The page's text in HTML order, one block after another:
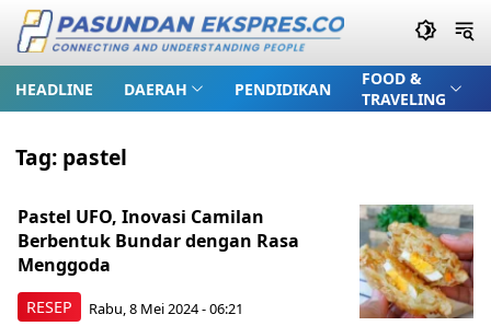
HEADLINE DAERAH PENDIDIKAN
FOOD &
TRAVELING
Tag: pastel
RESEP
Pastel UFO, Inovasi Camilan
Berbentuk Bundar dengan Rasa
Menggoda
Rabu, 8 Mei 2024 - 06:21